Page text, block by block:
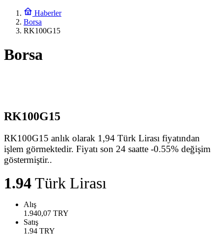
Haberler
Borsa
RK100G15
Borsa
RK100G15
RK100G15 anlık olarak 1,94 Türk Lirası fiyatından
işlem görmektedir. Fiyatı son 24 saatte -0.55% değişim
göstermiştir..
1.94Türk Lirası
Alış
1.940,07 TRY
Satış
1.94 TRY